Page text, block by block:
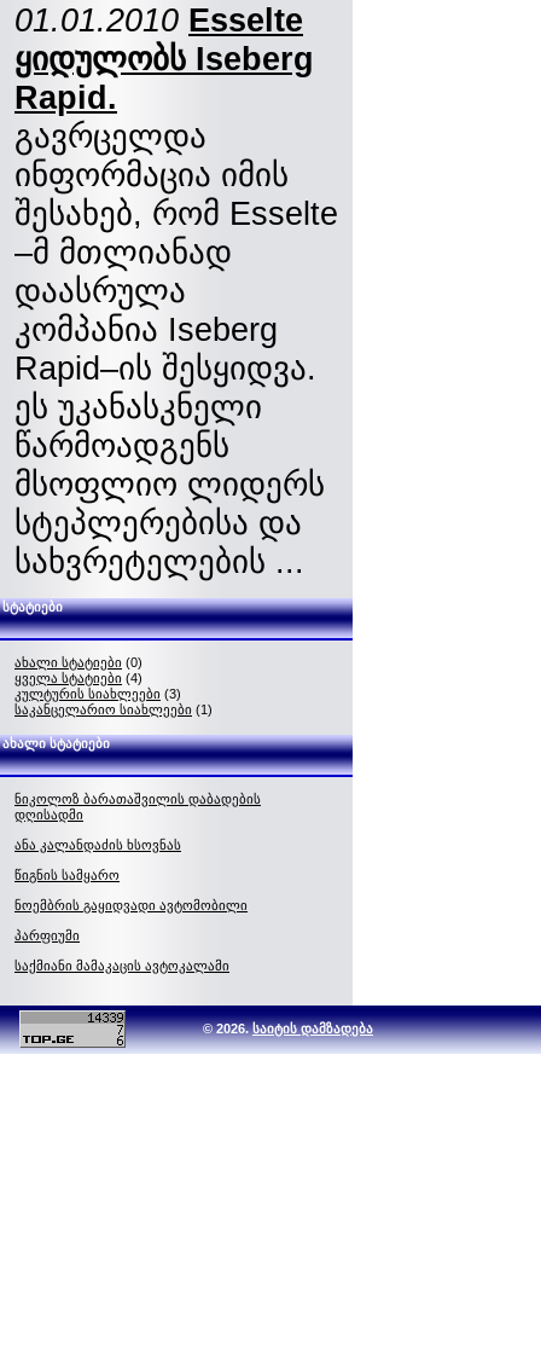
01.01.2010 Esselte
ყიდულობს Iseberg
Rapid.
გავრცელდა
ინფორმაცია იმის
შესახებ, რომ Esselte
–მ მთლიანად
დაასრულა
კომპანია Iseberg
Rapid–ის შესყიდვა.
ეს უკანასკნელი
წარმოადგენს
მსოფლიო ლიდერს
სტეპლერებისა და
სახვრეტელების ...
სტატიები
ახალი სტატიები (0)
ყველა სტატიები (4)
კულტურის სიახლეები (3)
საკანცელარიო სიახლეები (1)
ახალი სტატიები
ნიკოლოზ ბარათაშვილის დაბადების
დღისადმი
ანა კალანდაძის ხსოვნას
წიგნის სამყარო
ნოემბრის გაყიდვადი ავტომობილი
პარფიუმი
საქმიანი მამაკაცის ავტოკალამი
© 2026.საიტის დამზადება